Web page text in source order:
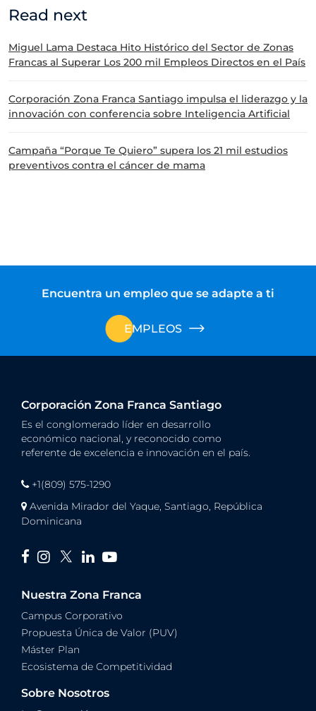
Read next
Miguel Lama Destaca Hito Histórico del Sector de Zonas
Francas al Superar Los 200 mil Empleos Directos en el País
Corporación Zona Franca Santiago impulsa el liderazgo y la
innovación con conferencia sobre Inteligencia Artificial
Campaña “Porque Te Quiero” supera los 21 mil estudios
preventivos contra el cáncer de mama
Encuentra un empleo que se adapte a ti
EMPLEOS
Corporación Zona Franca Santiago
Es el conglomerado líder en desarrollo
económico nacional, y reconocido como
referente de excelencia e innovación en el país.
+1(809) 575-1290
Avenida Mirador del Yaque, Santiago, República
Dominicana
Nuestra Zona Franca
Campus Corporativo
Propuesta Única de Valor (PUV)
Máster Plan
Ecosistema de Competitividad
Sobre Nosotros